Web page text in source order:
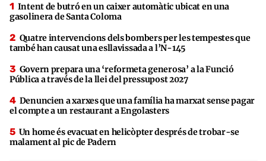
Intent de butró en un caixer automàtic ubicat en una
gasolinera de Santa Coloma
Quatre intervencions dels bombers per les tempestes que
també han causat una esllavissada a l’N-145
Govern prepara una ‘reformeta generosa’ a la Funció
Pública a través de la llei del pressupost 2027
Denuncien a xarxes que una família ha marxat sense pagar
el compte a un restaurant a Engolasters
Un home és evacuat en helicòpter després de trobar-se
malament al pic de Padern